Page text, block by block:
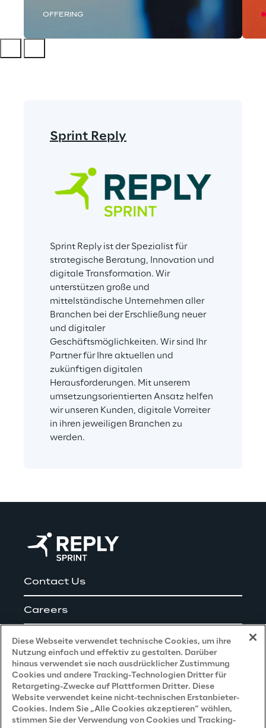
OFFERING
Sprint Reply
Sprint Reply ist der Spezialist für
strategische Beratung, Innovation und
digitale Transformation. Wir
unterstützen große und
mittelständische Unternehmen aller
Branchen bei der Erschließung neuer
und digitaler
Geschäftsmöglichkeiten. Wir sind Ihr
Partner für Ihre aktuellen und
zukünftigen digitalen
Herausforderungen. Mit unserem
umsetzungsorientierten Ansatz helfen
wir unseren Kunden, digitale Vorreiter
in ihren jeweiligen Branchen zu
werden.
Contact Us
Careers
Impressum
Privacy and Legal
Datenschutz- und Cookie Richtlinie
Diese Webseite verwendet technische Cookies, um ihre
Nutzung einfach und effektiv zu gestalten. Darüber
hinaus verwendet sie nach ausdrücklicher Zustimmung
Cookies und andere Tracking-Technologien Dritter für
Retargeting-Zwecke auf Plattformen Dritter. Diese
Website verwendet keine nicht-technischen Erstanbieter-
Cookies. Indem Sie „Alle Cookies akzeptieren“ wählen,
stimmen Sie der Verwendung von Cookies und Tracking-